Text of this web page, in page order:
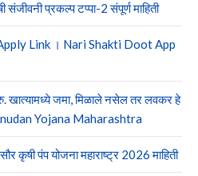
प्रकल्प टप्पा-2 संपूर्ण माहिती
Link । Nari Shakti Doot App
खात्यामध्ये जमा, मिळाले नसेल तर लवकर हे
Yojana Maharashtra
पंप योजना महाराष्ट्र 2026 माहिती